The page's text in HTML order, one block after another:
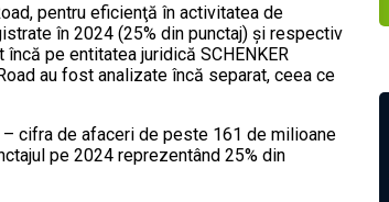
pentru eficienţă în activitatea de
în 2024 (25% din punctaj) şi respectiv
pe entitatea juridică SCHENKER
au fost analizate încă separat, ceea ce
cifra de afaceri de peste 161 de milioane
pe 2024 reprezentând 25% din